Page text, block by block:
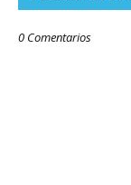
0 Comentarios